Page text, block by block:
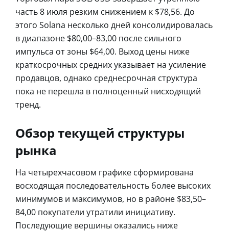
часть 8 июля резким снижением к $78,56. До
этого Solana несколько дней консолидировалась
в диапазоне $80,00–83,00 после сильного
импульса от зоны $64,00. Выход цены ниже
краткосрочных средних указывает на усиление
продавцов, однако среднесрочная структура
пока не перешла в полноценный нисходящий
тренд.
Обзор текущей структуры
рынка
На четырехчасовом графике сформирована
восходящая последовательность более высоких
минимумов и максимумов, но в районе $83,50–
84,00 покупатели утратили инициативу.
Последующие вершины оказались ниже